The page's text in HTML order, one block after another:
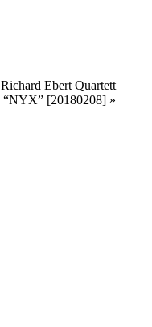
Richard Ebert Quartett
“NYX” [20180208] »